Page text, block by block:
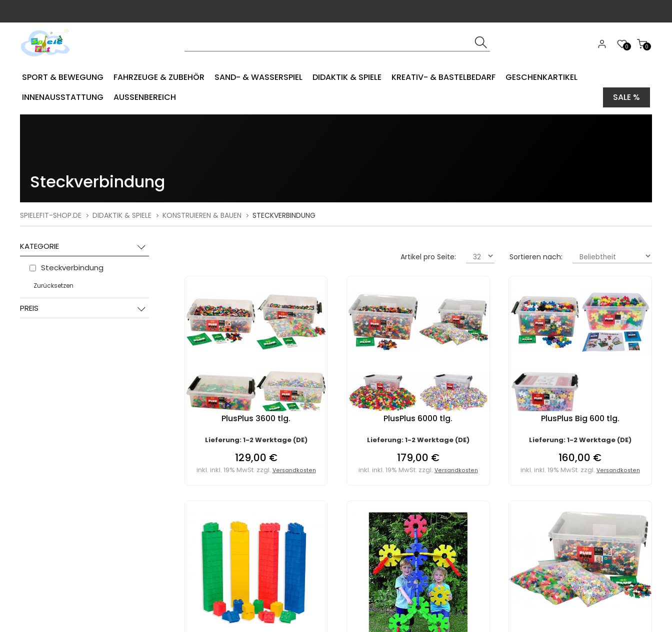
0
0
SPORT & BEWEGUNG FAHRZEUGE & ZUBEHÖR SAND- & WASSERSPIEL DIDAKTIK & SPIELE KREATIV- & BASTELBEDARF
GESCHENKARTIKEL
INNENAUSSTATTUNG
AUSSENBEREICH SALE %
Steckverbindung
SPIELEFIT-SHOP.DE DIDAKTIK & SPIELE KONSTRUIEREN & BAUEN STECKVERBINDUNG
KATEGORIE
Steckverbindung
Zurücksetzen
PREIS
Sortieren nach:
Artikel pro Seite:
PlusPlus 3600 tlg.
Lieferung: 1-2 Werktage (DE)
129,00 €
inkl. inkl. 19% MwSt. zzgl. Versandkosten
PlusPlus 6000 tlg.
Lieferung: 1-2 Werktage (DE)
179,00 €
inkl. inkl. 19% MwSt. zzgl. Versandkosten
PlusPlus Big 600 tlg.
Lieferung: 1-2 Werktage (DE)
160,00 €
inkl. inkl. 19% MwSt. zzgl. Versandkosten